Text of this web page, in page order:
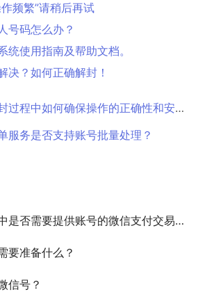
频繁”请稍后再试
号码怎么办？
统使用指南及帮助文档。
决？如何正确解封！
程中如何确保操作的正确性和安全性？
服务是否支持账号批量处理？
否需要提供账号的微信支付交易明细？
要准备什么？
信号？